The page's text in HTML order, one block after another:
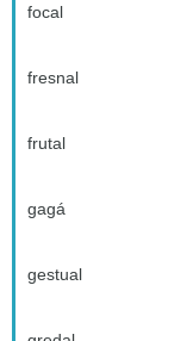
focal
fresnal
frutal
gagá
gestual